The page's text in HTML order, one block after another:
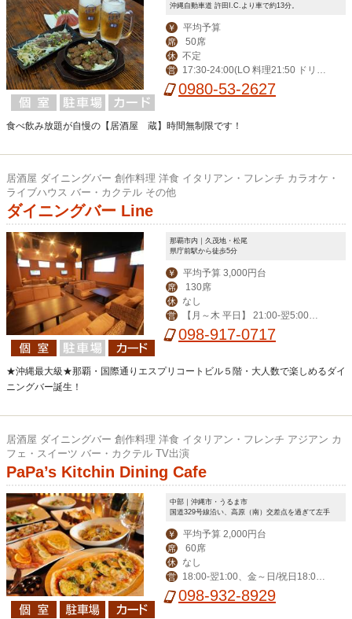
沖縄自動車道 許田I.C.より車で約13分。
￥ 平均予算
席 50席
休 不定
営
17:30-24:00(LO 料理21:50 ドリン
ク23:45)
0980-53-2627
食べ飲み放題が自慢の【居酒屋 蔵】時間無制限です！
居酒屋 ダイニングバー 創作料理 洋食 イタリアン・フレンチ カラオケ・
ライブハウス バー・カクテル その他
ダイニングバー Line
那覇市内｜久茂地・松尾
県庁前駅から徒歩5分
￥ 平均予算 3,000円台
席 130席
休 なし
営
【月～木 平日】 21:00-翌5:00
【その他】19:00-翌6:00
098-917-0717
★沖縄最大級★那覇・国際通りエスプリコートビル５階・大人数で楽しめるダイ
ニングバー誕生！
居酒屋 ダイニングバー 創作料理 洋食 イタリアン・フレンチ アジアン カ
フェ・スイーツ バー・カクテル TV出演
PaPa’s Kitchin Dining Cafe
中部｜沖縄市・うるま市
国道329号線沿い、高原（南）交差点を過ぎて左手
￥ 平均予算 2,000円台
席 60席
休 なし
営
18:00‐翌1:00、金～日/祝日18:00-
翌2:00
098-932-8929